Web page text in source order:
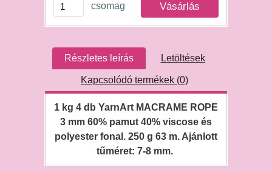
csomag
Részletes leírás Letöltések
Kapcsolódó termékek (0)
1 kg 4 db YarnArt MACRAME ROPE
3 mm 60% pamut 40% viscose és
polyester fonal. 250 g 63 m. Ajánlott
tűméret: 7-8 mm.